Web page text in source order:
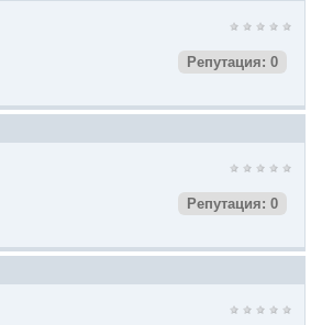
Репутация: 0
Репутация: 0